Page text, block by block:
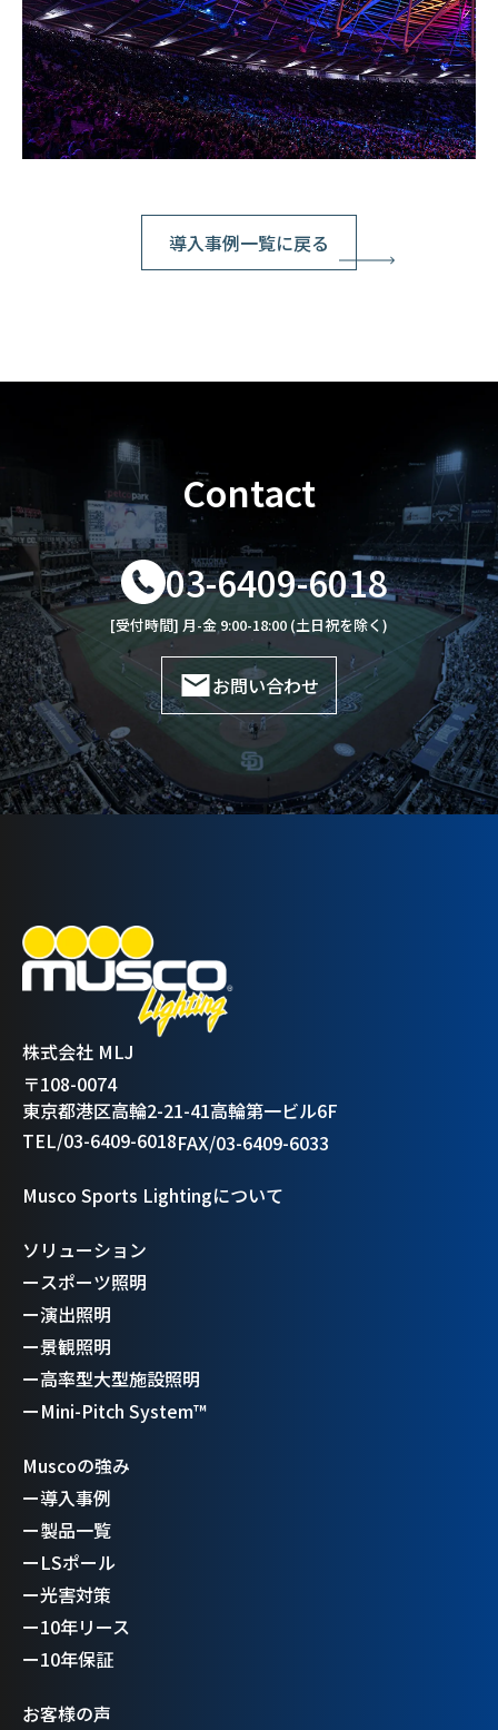
導入事例一覧に戻る
Contact
03-6409-6018
[受付時間] 月-金 9:00-18:00 (土日祝を除く)
お問い合わせ
株式会社 MLJ
〒108-0074
東京都港区高輪2-21-41高輪第一ビル6F
TEL/03-6409-6018FAX/03-6409-6033
Musco Sports Lightingについて
ソリューション
ースポーツ照明
ー演出照明
ー景観照明
ー高率型大型施設照明
ーMini-Pitch System™
Muscoの強み
ー導入事例
ー製品一覧
ーLSポール
ー光害対策
ー10年リース
ー10年保証
お客様の声